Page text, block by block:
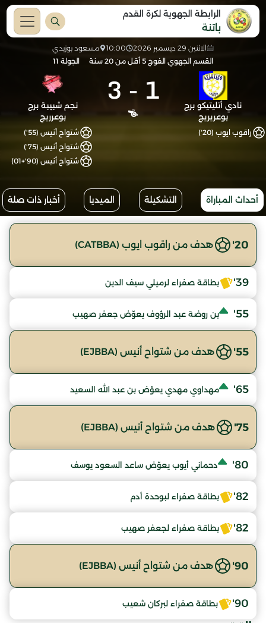
الرابطة الجهوية لكرة القدم
باتنة
الاثنين 29 ديسمبر 2026 10:00
مسعود بوزيدي
القسم الجهوي الفوج 5 أقل من 20 سنة
الجولة 11
نادي أتليتيكو برج
بوعريريج
1
-
3
نجم شبيبة برج
بوعرريج
راقوب ايوب (20')
شتواح أنيس (55')
شتواح أنيس (75')
شتواح أنيس (90'+01)
أحداث المباراة التشكيلة الميديا أخبار ذات صلة
20' هدف من راقوب ايوب (CATBBA)
39' بطاقة صفراء لرميلي سيف الدين
55' بن روضة عبد الرؤوف يعوّض جعفر صهيب
55' هدف من شتواح أنيس (EJBBA)
65' مهداوي مهدي يعوّض بن عبد الله السعيد
75' هدف من شتواح أنيس (EJBBA)
80' دحماني أيوب يعوّض ساعد السعود يوسف
82' بطاقة صفراء لبوحدة أدم
82' بطاقة صفراء لجعفر صهيب
90' هدف من شتواح أنيس (EJBBA)
90' بطاقة صفراء لبركان شعيب